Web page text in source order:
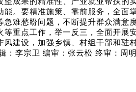
能。要精准施策、靠前服务，全面
急难愁盼问题，不断提升群众满意
等重点工作，举一反三，全面开展
风建设，加强乡镇、村组干部和驻
：李宗卫 编审：张云松 终审：周明